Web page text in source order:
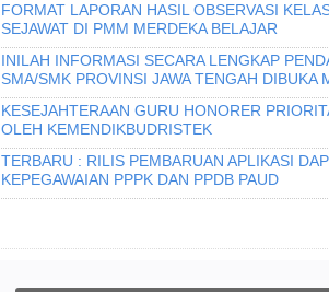
FORMAT LAPORAN HASIL OBSERVASI
SEJAWAT DI PMM MERDEKA BELAJAR
INILAH INFORMASI SECARA LENGKAP
SMA/SMK PROVINSI JAWA TENGAH
KESEJAHTERAAN GURU HONORER
OLEH KEMENDIKBUDRISTEK
TERBARU : RILIS PEMBARUAN APLIKASI
KEPEGAWAIAN PPPK DAN PPDB PAUD